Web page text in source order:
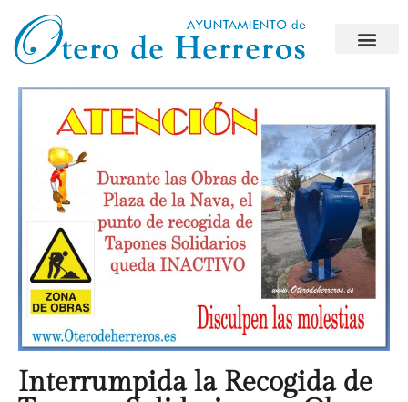
Interrumpida la Recogida de